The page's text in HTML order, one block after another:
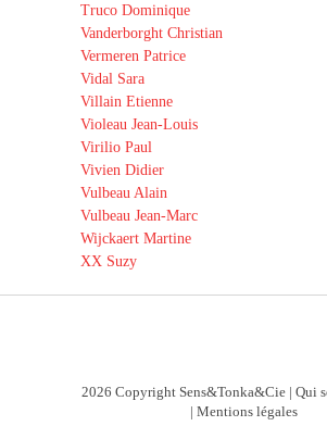
Truco Dominique
Vanderborght Christian
Vermeren Patrice
Vidal Sara
Villain Etienne
Violeau Jean-Louis
Virilio Paul
Vivien Didier
Vulbeau Alain
Vulbeau Jean-Marc
Wijckaert Martine
XX Suzy
2026 Copyright Sens&Tonka&Cie | Qui
| Mentions légales